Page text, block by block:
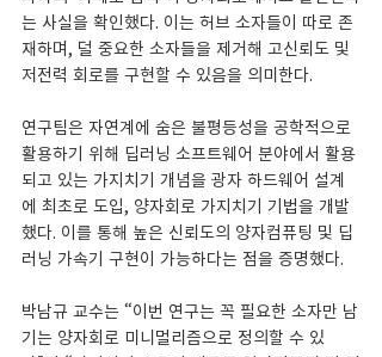
는 사실을 확인했다. 이는 허브 소자들이 따로 존
재하며, 덜 중요한 소자들을 제거해 고신뢰도 및
저전력 회로를 구현할 수 있음을 의미한다.
연구팀은 자연계에 숨은 불평등성을 공학적으로
활용하기 위해 딥러닝 소프트웨어 분야에서 활용
되고 있는 가지치기 개념을 광자 하드웨어 설계
에 최초로 도입, 양자회로 가지치기 기법을 개발
했다. 이를 통해 높은 신뢰도의 양자컴퓨팅 및 딥
러닝 가속기 구현이 가능하다는 점을 증명했다.
박남규 교수는 “이번 연구는 꼭 필요한 소자만 남
기는 양자회로 미니멀리즘으로 정의할 수 있